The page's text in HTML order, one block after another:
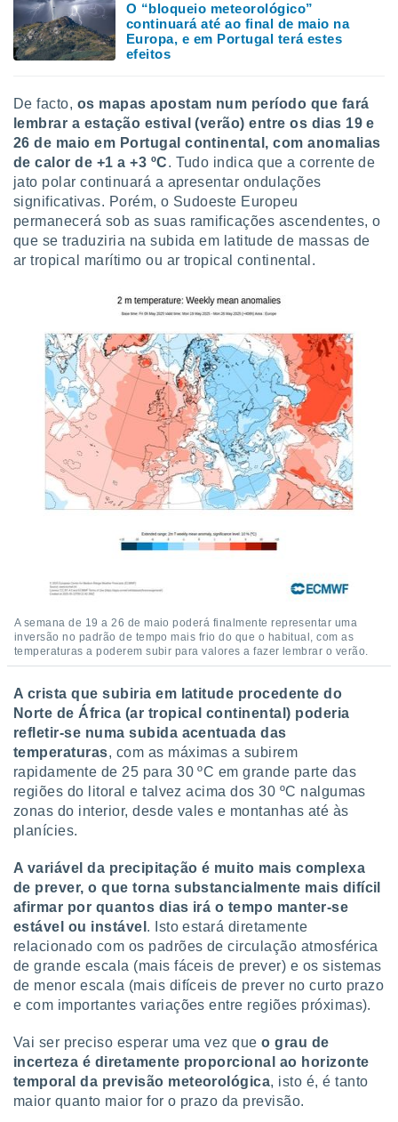
O “bloqueio meteorológico”
continuará até ao final de maio na
Europa, e em Portugal terá estes
efeitos
De facto, os mapas apostam num período que fará
lembrar a estação estival (verão) entre os dias 19 e
26 de maio em Portugal continental, com anomalias
de calor de +1 a +3 ºC. Tudo indica que a corrente de
jato polar continuará a apresentar ondulações
significativas. Porém, o Sudoeste Europeu
permanecerá sob as suas ramificações ascendentes, o
que se traduziria na subida em latitude de massas de
ar tropical marítimo ou ar tropical continental.
A semana de 19 a 26 de maio poderá finalmente representar uma
inversão no padrão de tempo mais frio do que o habitual, com as
temperaturas a poderem subir para valores a fazer lembrar o verão.
A crista que subiria em latitude procedente do
Norte de África (ar tropical continental) poderia
refletir-se numa subida acentuada das
temperaturas, com as máximas a subirem
rapidamente de 25 para 30 ºC em grande parte das
regiões do litoral e talvez acima dos 30 ºC nalgumas
zonas do interior, desde vales e montanhas até às
planícies.
A variável da precipitação é muito mais complexa
de prever, o que torna substancialmente mais difícil
afirmar por quantos dias irá o tempo manter-se
estável ou instável . Isto estará diretamente
relacionado com os padrões de circulação atmosférica
de grande escala (mais fáceis de prever) e os sistemas
de menor escala (mais difíceis de prever no curto prazo
e com importantes variações entre regiões próximas).
Vai ser preciso esperar uma vez queo grau de
incerteza é diretamente proporcional ao horizonte
temporal da previsão meteorológica, isto é, é tanto
maior quanto maior for o prazo da previsão.